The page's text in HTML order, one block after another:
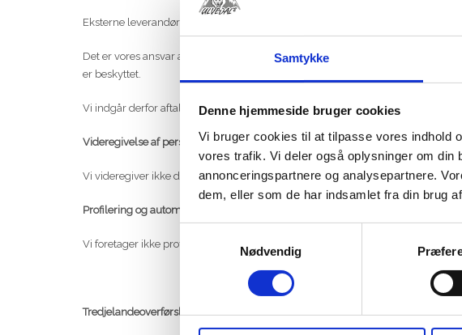
Samtykke
Denne hjemmeside bruger cookies
Vi bruger cookies til at tilpasse vores indhold
vores trafik. Vi deler også oplysninger om din
annonceringspartnere og analysepartnere.
dem, eller som de har indsamlet fra din brug
Nødvendig
Eksterne leverandører kan eksempelvis levere systemer til at organisere
Det er vores ansvar at sikre, at dine personoplysninger behandles ordentligt.
er beskyttet.
Vi indgår derfor aftaler herom med virksomheder, der håndterer
Videregivelse af personoplysninger
Vi videregiver ikke dine personoplysninger til tredjemand.
Profilering og automatiserede afgørelser
Vi foretager ikke profilering eller automatiserede afgørelser.
Tredjelandeoverførsler